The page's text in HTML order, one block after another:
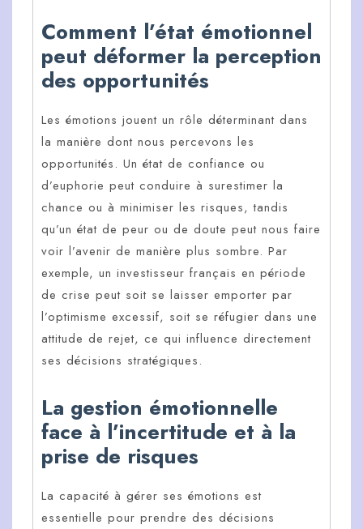
Comment l’état émotionnel
peut déformer la perception
des opportunités
Les émotions jouent un rôle déterminant dans
la manière dont nous percevons les
opportunités. Un état de confiance ou
d’euphorie peut conduire à surestimer la
chance ou à minimiser les risques, tandis
qu’un état de peur ou de doute peut nous faire
voir l’avenir de manière plus sombre. Par
exemple, un investisseur français en période
de crise peut soit se laisser emporter par
l’optimisme excessif, soit se réfugier dans une
attitude de rejet, ce qui influence directement
ses décisions stratégiques.
La gestion émotionnelle
face à l’incertitude et à la
prise de risques
La capacité à gérer ses émotions est
essentielle pour prendre des décisions